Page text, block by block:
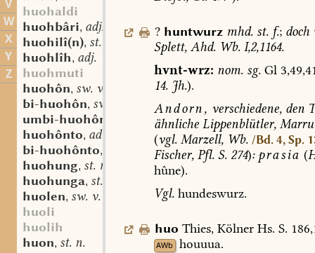
V
W
X
Y
Z
huohaldi
huohbâri, adj.
huohilî(n), st. n.
huohlîh, adj.
huohmuti
huohôn, sw. v.
bi-huohôn, sw. v.
umbi-huohôn
huohônto, adv.
bi-huohônto,
huohung, st. m.
huohunga, st. f.
huolen, sw. v.
huoli
huolih
huon, st. n.
? huntwurz mhd. st. f.; doch
Splett,Ahd. Wb.I,2,1164.
hvnt-wrz: nom.sg.Gl
14.Jh.).
Andorn, verschiedene, den
ähnliche Lippenblütler,
(vgl.Marzell,Wb. /Bd. 4, Sp.
Fischer,Pfl.S.274): prasia (
hûne).
Vgl.hundeswurz.
huo Thies, Kölner Hs. S.
AWb houuua.